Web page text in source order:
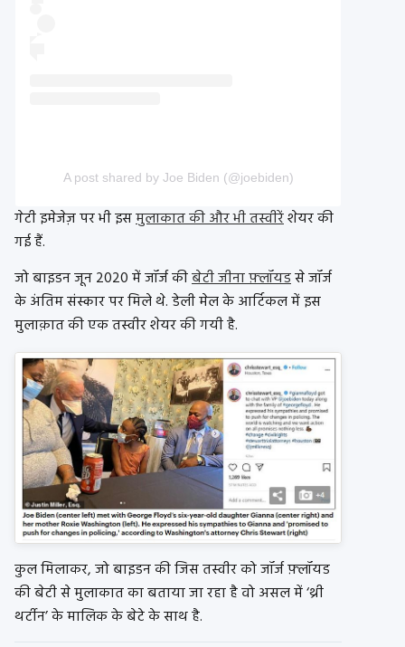
A post shared by Joe Biden (@joebiden)
गेटी इमेजेज़ पर भी इसमुलाकात की और भी तस्वीरेंशेयर की
गई हैं.
जो बाइडन जून 2020 में जॉर्ज कीबेटी जीना फ़्लॉयडसे जॉर्ज
के अंतिम संस्कार पर मिले थे. डेली मेल के आर्टिकल में इस
मुलाक़ात की एक तस्वीर शेयर की गयी है.
कुल मिलाकर, जो बाइडन की जिस तस्वीर को जॉर्ज फ़्लॉयड
की बेटी से मुलाकात का बताया जा रहा है वो असल में ‘थ्री
थर्टीन’ के मालिक के बेटे के साथ है.